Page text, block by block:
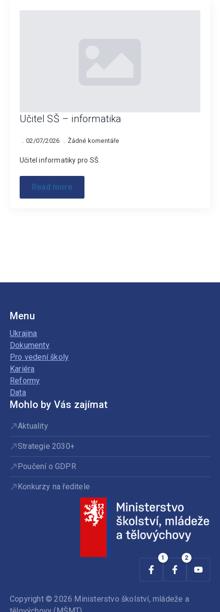
Učitel SŠ – informatika
02/07/2026 Žádné komentáře
Učitel informatiky pro SŠ.
Read more
Menu
Ukrajina
Dokumenty
Pro vedení školy
Kariéra
Reformy
Data
Mohlo by Vás zajímat
Aktuality
Strategie 2030+
Poučení o GDPR
Konkurzy na ředitele
Copyright © 2026 Ministerstvo školství, mládeže a